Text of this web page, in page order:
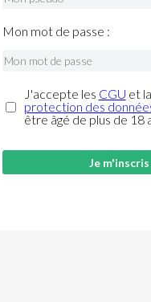
Mon mot de passe :
J'accepte les CGU et la
protection des
être âgé de plus de 18